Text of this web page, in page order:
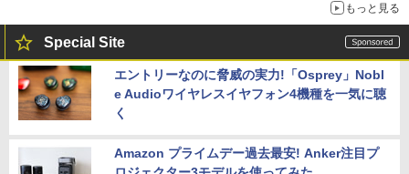
もっと見る
Special Site
エントリーなのに脅威の実力!「Osprey」Nobl
e Audioワイヤレスイヤフォン4機種を一気に聴
く
Amazon プライムデー過去最安! Anker注目プ